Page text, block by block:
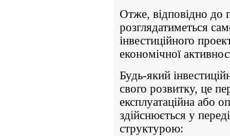
Отже, відповідно до
розглядатиметься
інвестиційного
економічної
Будь-який
свого розвитку, це
експлуатаційна або
здійснюється у
структурою: